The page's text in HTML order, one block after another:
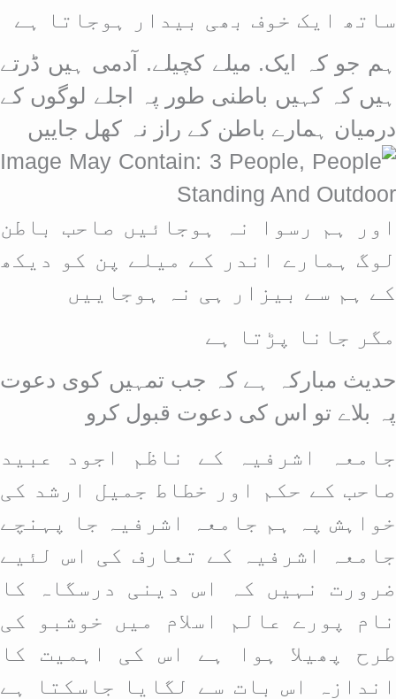
ساتھ ایک خوف بھی بیدار ہوجاتا ہے
ہم جو کہ ایک. میلے کچیلے. آدمی ہیں ڈرتے
ہیں کہ کہیں باطنی طور پہ اجلے لوگوں کے
درمیان ہمارے باطن کے راز نہ کھل جاییں
اور ہم رسوا نہ ہوجائیں صاحب باطن
لوگ ہمارے اندر کے میلے پن کو دیکھ
کے ہم سے بیزار ہی نہ ہوجاییں
مگر جانا پڑتا ہے
حدیث مبارکہ ہے کہ جب تمہیں کوی دعوت
پہ بلاے تو اس کی دعوت قبول کرو
جامعہ اشرفیہ کے ناظم اجود عبید
صاحب کے حکم اور خطاط جمیل ارشد کی
خواہش پہ ہم جامعہ اشرفیہ جا پہنچے
جامعہ اشرفیہ کے تعارف کی اس لئیے
ضرورت نہیں کہ اس دینی درسگاہ کا
نام پورے عالم اسلام میں خوشبو کی
طرح پھیلا ہوا ہے اس کی اہمیت کا
اندازہ اس بات سے لگایا جاسکتا ہے